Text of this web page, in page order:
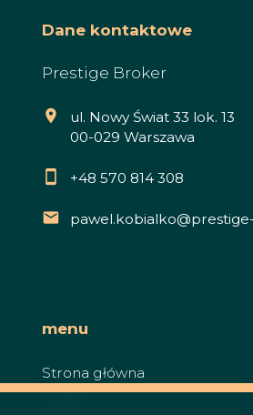
Dane kontaktowe
Prestige Broker
ul. Nowy Świat 33 lok. 13
00-029 Warszawa
+48 570 814 308
menu
Strona główna
O nas